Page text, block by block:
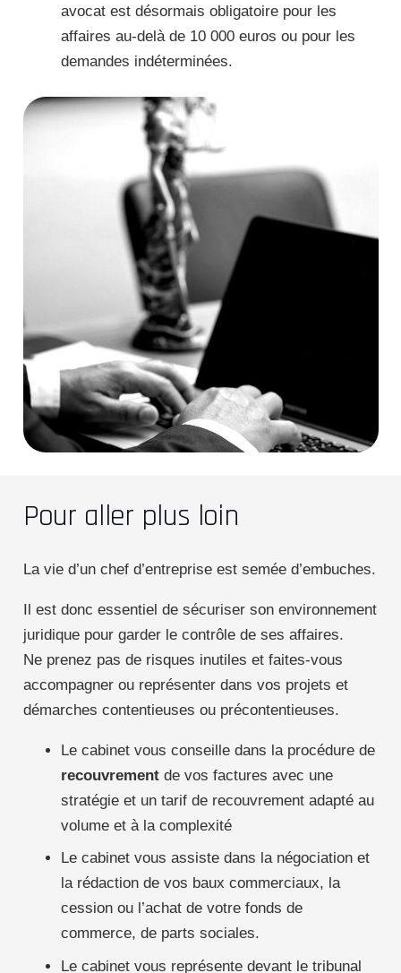
avocat est désormais obligatoire pour les
affaires au-delà de 10 000 euros ou pour les
demandes indéterminées.
Pour aller plus loin
La vie d’un chef d’entreprise est semée d’embuches.
Il est donc essentiel de sécuriser son environnement
juridique pour garder le contrôle de ses affaires.
Ne prenez pas de risques inutiles et faites-vous
accompagner ou représenter dans vos projets et
démarches contentieuses ou précontentieuses.
Le cabinet vous conseille dans la procédure de
recouvrement de vos factures avec une
stratégie et un tarif de recouvrement adapté au
volume et à la complexité
Le cabinet vous assiste dans la négociation et
la rédaction de vos baux commerciaux, la
cession ou l’achat de votre fonds de
commerce, de parts sociales.
Le cabinet vous représente devant le tribunal